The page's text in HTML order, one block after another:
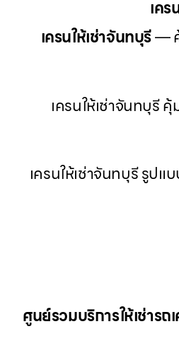
เค
เครนให้เช่าจันทบุรี—
เครนให้เช่าจันทบุรี
เครนให้เช่าจันทบุรี รูป
ศูนย์รวมบริการให้เช่าร